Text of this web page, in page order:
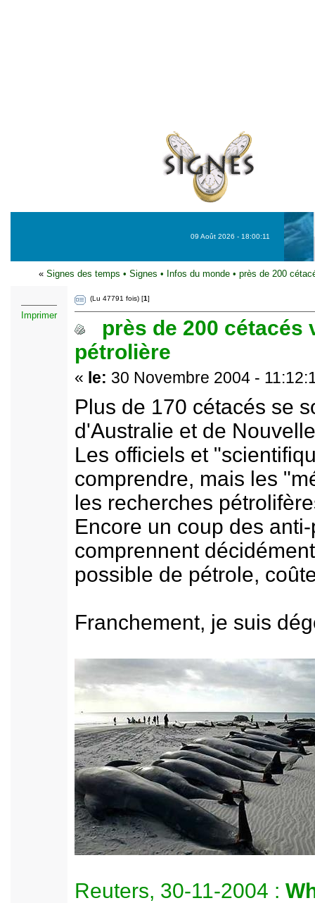
09 Août 2026 - 18:00:11
« Signes des temps • Signes • Infos du monde • près de 200
Imprimer
(Lu 47791 fois) [1]
près de 200 cétacés
pétrolière
« le: 30 Novembre 2004 -
Plus de 170 cétacés se
d'Australie et de
Les officiels et
comprendre, mais les
les recherches
Encore un coup des
comprennent
possible de pétrole,
Franchement, je suis
Reuters, 30-11-2004 :